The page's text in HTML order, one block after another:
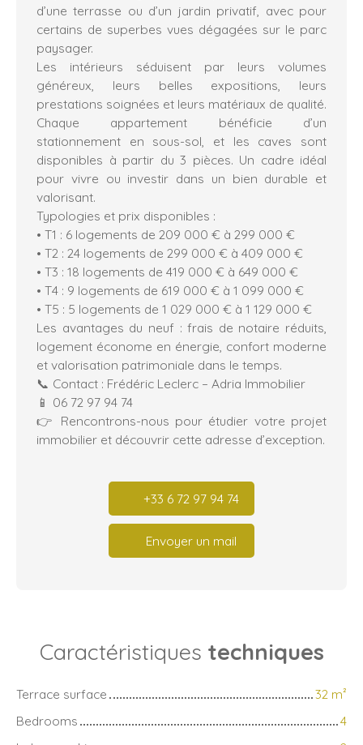
d’une terrasse ou d’un jardin privatif, avec pour
certains de superbes vues dégagées sur le parc
paysager.
Les intérieurs séduisent par leurs volumes
généreux, leurs belles expositions, leurs
prestations soignées et leurs matériaux de qualité.
Chaque appartement bénéficie d’un
stationnement en sous-sol, et les caves sont
disponibles à partir du 3 pièces. Un cadre idéal
pour vivre ou investir dans un bien durable et
valorisant.
Typologies et prix disponibles :
• T1 : 6 logements de 209 000 € à 299 000 €
• T2 : 24 logements de 299 000 € à 409 000 €
• T3 : 18 logements de 419 000 € à 649 000 €
• T4 : 9 logements de 619 000 € à 1 099 000 €
• T5 : 5 logements de 1 029 000 € à 1 129 000 €
Les avantages du neuf : frais de notaire réduits,
logement économe en énergie, confort moderne
et valorisation patrimoniale dans le temps.
📞 Contact : Frédéric Leclerc – Adria Immobilier
📱 06 72 97 94 74
👉 Rencontrons-nous pour étudier votre projet
immobilier et découvrir cette adresse d’exception.
+33 6 72 97 94 74
Envoyer un mail
Caractéristiques techniques
Terrace surface 32 m²
Bedrooms
4